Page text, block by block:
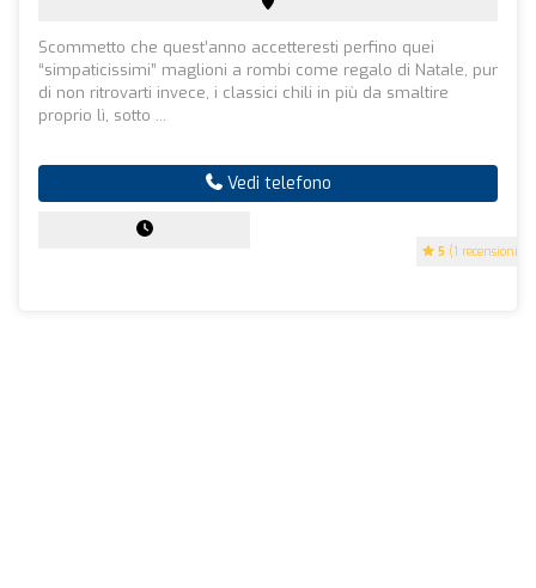
5 (1 recensioni)
Scommetto che quest’anno accetteresti perfino quei
“simpaticissimi” maglioni a rombi come regalo di Natale, pur
di non ritrovarti invece, i classici chili in più da smaltire
proprio lì, sotto ...
Vedi telefono